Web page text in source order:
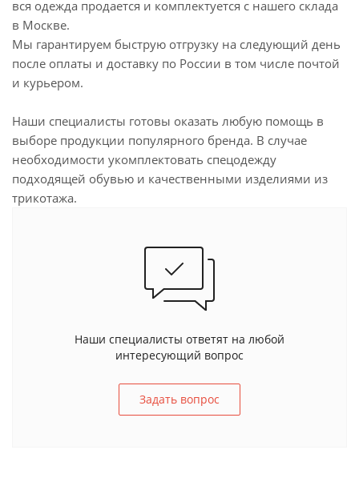
вся одежда продается и комплектуется с нашего склада
в Москве.
Мы гарантируем быструю отгрузку на следующий день
после оплаты и доставку по России в том числе почтой
и курьером.
Наши специалисты готовы оказать любую помощь в
выборе продукции популярного бренда. В случае
необходимости укомплектовать спецодежду
подходящей обувью и качественными изделиями из
трикотажа.
Наши специалисты ответят на любой
интересующий вопрос
Задать вопрос